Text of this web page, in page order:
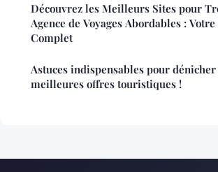
Découvrez les Meilleurs Sites pour
Agence de Voyages Abordables :
Complet
Astuces indispensables pour
meilleures offres touristiques !